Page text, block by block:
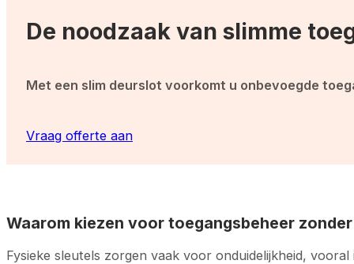
De noodzaak van slimme
Met een slim deurslot voorkomt u onbevoegde
Vraag offerte aan
Waarom kiezen voor toegangsbeheer
Fysieke sleutels zorgen vaak voor onduidelijkheid,